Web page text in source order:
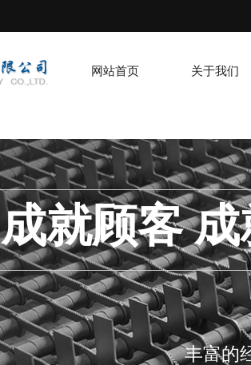
网站首页 关于我们
成就顾客
丰富的